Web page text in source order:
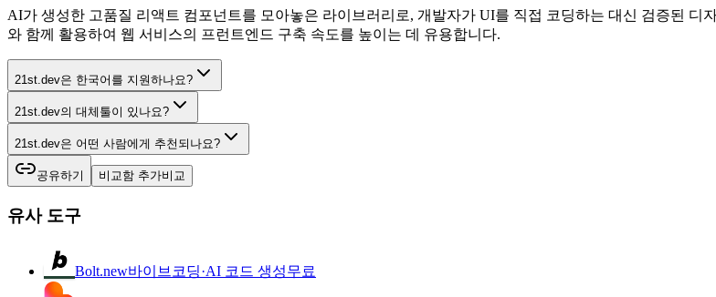
AI가 생성한 고품질 리액트 컴포넌트를 모아놓은 라이브러리로, 개발자가 UI를 직접 코딩하는 대신 검증된
와 함께 활용하여 웹 서비스의 프런트엔드 구축 속도를 높이는 데 유용합니다.
21st.dev은 한국어를 지원하나요?
21st.dev의 대체툴이 있나요?
21st.dev은 어떤 사람에게 추천되나요?
공유하기 비교함 추가비교
유사 도구
Bolt.new바이브코딩·AI 코드 생성무료